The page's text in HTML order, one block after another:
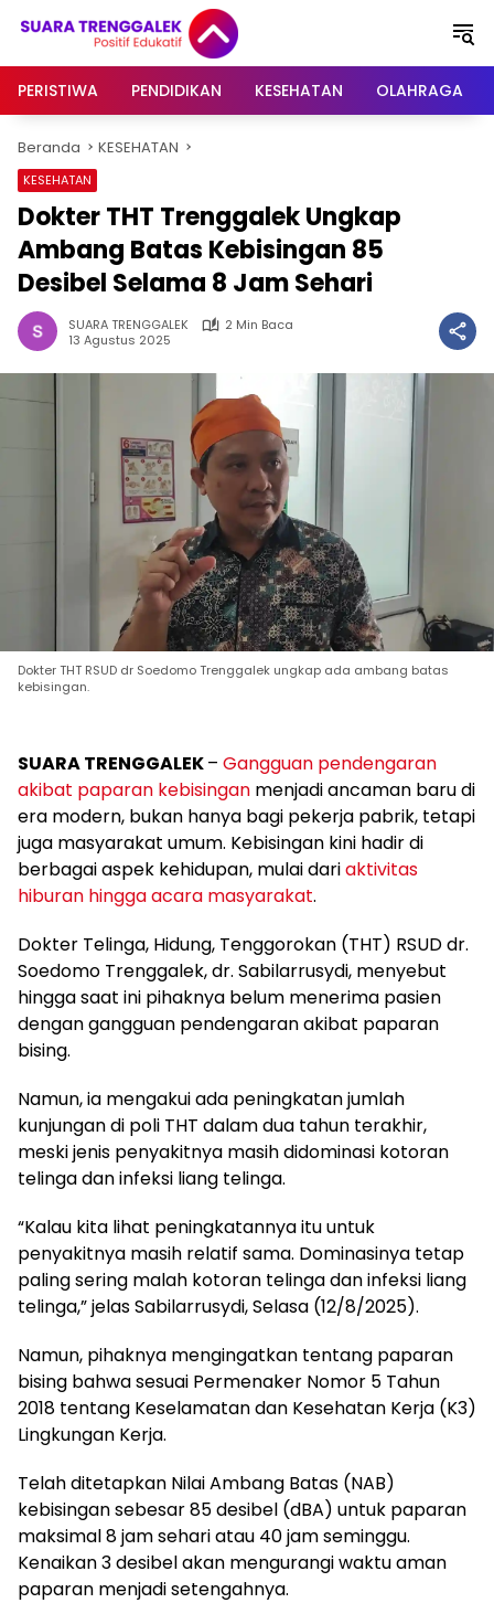
PERISTIWA
PENDIDIKAN KESEHATAN OLAHRAGA
Beranda KESEHATAN
KESEHATAN
Dokter THT Trenggalek Ungkap
Ambang Batas Kebisingan 85
Desibel Selama 8 Jam Sehari
SUARA TRENGGALEK
2 Min Baca
13 Agustus 2025
Dokter THT RSUD dr Soedomo Trenggalek ungkap ada ambang batas
kebisingan.
SUARA TRENGGALEK– Gangguan pendengaran
akibat paparan kebisingan menjadi ancaman baru di
era modern, bukan hanya bagi pekerja pabrik, tetapi
juga masyarakat umum. Kebisingan kini hadir di
berbagai aspek kehidupan, mulai dariaktivitas
hiburan hingga acara masyarakat.
Dokter Telinga, Hidung, Tenggorokan (THT) RSUD dr.
Soedomo Trenggalek, dr. Sabilarrusydi, menyebut
hingga saat ini pihaknya belum menerima pasien
dengan gangguan pendengaran akibat paparan
bising.
Namun, ia mengakui ada peningkatan jumlah
kunjungan di poli THT dalam dua tahun terakhir,
meski jenis penyakitnya masih didominasi kotoran
telinga dan infeksi liang telinga.
“Kalau kita lihat peningkatannya itu untuk
penyakitnya masih relatif sama. Dominasinya tetap
paling sering malah kotoran telinga dan infeksi liang
telinga,” jelas Sabilarrusydi, Selasa (12/8/2025).
Namun, pihaknya mengingatkan tentang paparan
bising bahwa sesuai Permenaker Nomor 5 Tahun
2018 tentang Keselamatan dan Kesehatan Kerja (K3)
Lingkungan Kerja.
Telah ditetapkan Nilai Ambang Batas (NAB)
kebisingan sebesar 85 desibel (dBA) untuk paparan
maksimal 8 jam sehari atau 40 jam seminggu.
Kenaikan 3 desibel akan mengurangi waktu aman
paparan menjadi setengahnya.